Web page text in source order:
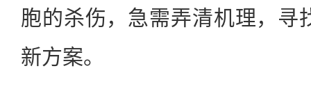
胞的杀伤，急需弄清机理，寻
新方案。